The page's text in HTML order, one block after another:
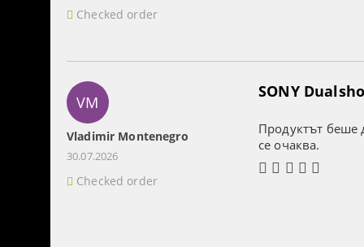
Checked order
VM
Vladimir Montenegro
30.07.2026
Checked order
SONY
Продуктът беше
се очаква.